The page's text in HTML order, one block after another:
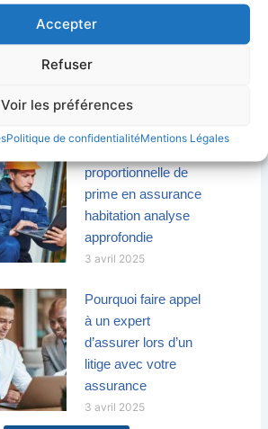
Accepter
Refuser
Voir les préférences
Politique de confidentialitéMentions Légales
pour maximiser
3 avril 2025
proportionnelle de
prime en assurance
habitation analyse
approfondie
3 avril 2025
Pourquoi faire appel
à un expert
d’assurer lors d’un
litige avec votre
assurance
3 avril 2025